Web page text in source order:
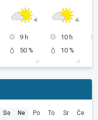
9 h
50 %
10 h
10 %
So Ne Po To Sr Če